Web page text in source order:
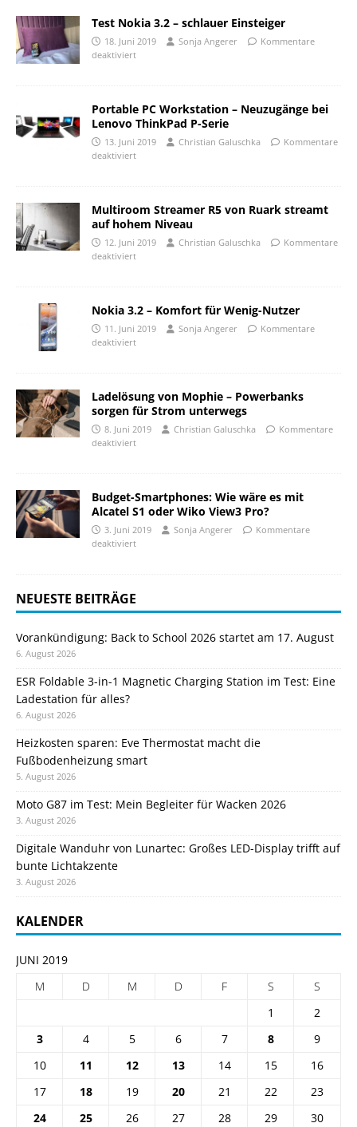
Test Nokia 3.2 – schlauer Einsteiger
18. Juni 2019 Sonja Angerer
Kommentare
deaktiviert
Portable PC Workstation – Neuzugänge bei
Lenovo ThinkPad P-Serie
13. Juni 2019 Christian Galuschka
Kommentare
deaktiviert
Multiroom Streamer R5 von Ruark streamt
auf hohem Niveau
12. Juni 2019 Christian Galuschka
Kommentare
deaktiviert
Nokia 3.2 – Komfort für Wenig-Nutzer
11. Juni 2019 Sonja Angerer
Kommentare
deaktiviert
Ladelösung von Mophie – Powerbanks
sorgen für Strom unterwegs
8. Juni 2019 Christian Galuschka
Kommentare
deaktiviert
Budget-Smartphones: Wie wäre es mit
Alcatel S1 oder Wiko View3 Pro?
3. Juni 2019 Sonja Angerer
Kommentare
deaktiviert
NEUESTE BEITRÄGE
Vorankündigung: Back to School 2026 startet am 17. August
6. August 2026
ESR Foldable 3-in-1 Magnetic Charging Station im Test: Eine
Ladestation für alles?
6. August 2026
Heizkosten sparen: Eve Thermostat macht die
Fußbodenheizung smart
5. August 2026
Moto G87 im Test: Mein Begleiter für Wacken 2026
3. August 2026
Digitale Wanduhr von Lunartec: Großes LED-Display trifft auf
bunte Lichtakzente
3. August 2026
KALENDER
JUNI 2019
M
D M D F S
S
1
2
3
4 5 6 7 8
9
10
11 12 13 14 15
16
17
18 19 20 21 22
23
24
25 26 27 28 29 30